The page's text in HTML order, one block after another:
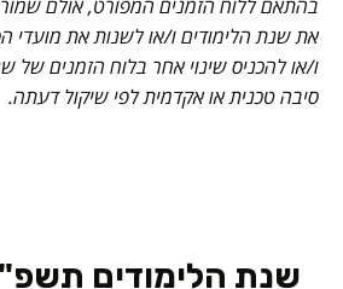
בהתאם ללוח הזמנים המפורט, אולם
את שנת הלימודים ו/או לשנות את מועדי
ו/או להכניס שינוי אחר בלוח הזמנים של
סיבה טכנית או אקדמית לפי שיקול דעתה.